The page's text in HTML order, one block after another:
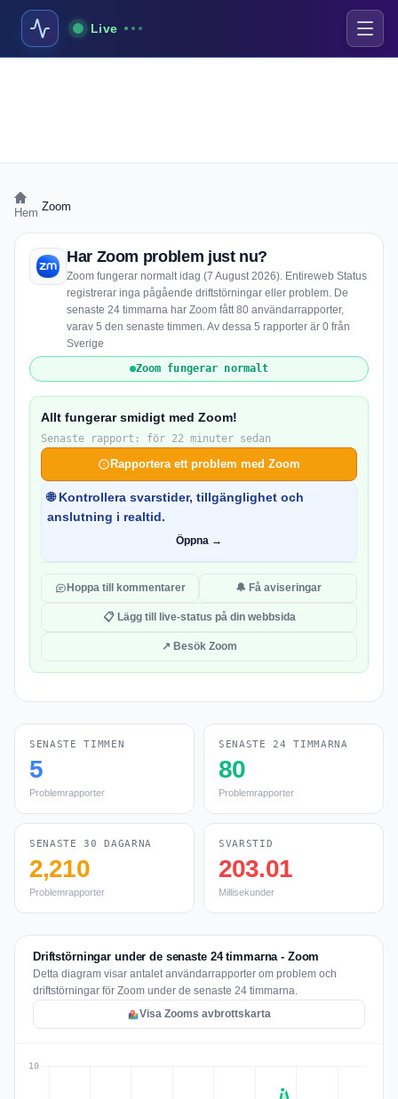
Live
Hem Zoom
Har Zoom problem just nu?
Zoom fungerar normalt idag (7 August 2026). Entireweb Status
registrerar inga pågående driftstörningar eller problem. De
senaste 24 timmarna har Zoom fått 80 användarrapporter,
varav 5 den senaste timmen. Av dessa 5 rapporter är 0 från
Sverige
Zoom fungerar normalt
Allt fungerar smidigt med Zoom!
Senaste rapport: för 22 minuter sedan
Rapportera ett problem med Zoom
🌐 Kontrollera svarstider, tillgänglighet och
anslutning i realtid.
Öppna →
Hoppa till kommentarer 🔔 Få aviseringar
📋 Lägg till live-status på din webbsida
↗ Besök Zoom
SENASTE TIMMEN
5
Problemrapporter
SENASTE 24 TIMMARNA
80
Problemrapporter
SENASTE 30 DAGARNA
2,210
Problemrapporter
SVARSTID
203.01
Millisekunder
Driftstörningar under de senaste 24 timmarna - Zoom
Detta diagram visar antalet användarrapporter om problem och
driftstörningar för Zoom under de senaste 24 timmarna.
Visa Zooms avbrottskarta